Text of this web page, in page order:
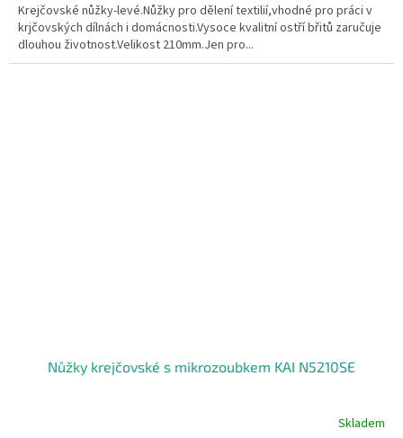
Krejčovské nůžky-levé.Nůžky pro dělení textilií,vhodné pro práci v
krjčovských dílnách i domácnosti.Vysoce kvalitní ostří břitů zaručuje
dlouhou životnost.Velikost 210mm.Jen pro...
Nůžky krejčovské s mikrozoubkem KAI N5210SE
Skladem